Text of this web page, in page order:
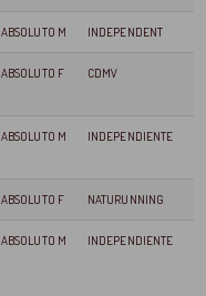
ABSOLUTO M INDEPENDENT
ABSOLUTO F CDMV
ABSOLUTO M INDEPENDIENTE
ABSOLUTO F NATURUNNING
ABSOLUTO M INDEPENDIENTE